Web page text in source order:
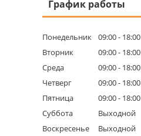
График работы
Понедельник 09:00
18:00
Вторник
09:00
18:00
Среда
09:00
18:00
Четверг
09:00
18:00
Пятница
09:00
18:00
Суббота
Выходной
Воскресенье
Выходной